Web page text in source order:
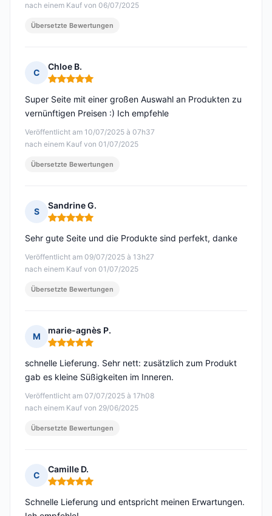
nach einem Kauf von 06/07/2025
Übersetzte Bewertungen
C
Chloe B.
Hinweis: 5 von 5
Veröffentlicht am 10/07/2025 à 07h37
nach einem Kauf von 01/07/2025
Super Seite mit einer großen Auswahl an Produkten zu
vernünftigen Preisen :) Ich empfehle
Übersetzte Bewertungen
S
Sandrine G.
Hinweis: 5 von 5
Veröffentlicht am 09/07/2025 à 13h27
nach einem Kauf von 01/07/2025
Sehr gute Seite und die Produkte sind perfekt, danke
Übersetzte Bewertungen
M
marie-agnès P.
Hinweis: 5 von 5
Veröffentlicht am 07/07/2025 à 17h08
nach einem Kauf von 29/06/2025
schnelle Lieferung. Sehr nett: zusätzlich zum Produkt
gab es kleine Süßigkeiten im Inneren.
Übersetzte Bewertungen
C
Camille D.
Hinweis: 5 von 5
Schnelle Lieferung und entspricht meinen Erwartungen.